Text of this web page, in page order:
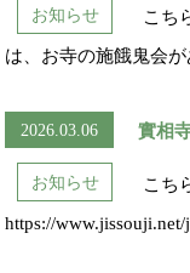
お知らせ
こち
は、お寺の施餓鬼会
2026.03.06 實相
お知らせ
こち
https://